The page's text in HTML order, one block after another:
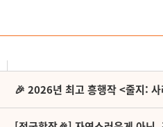
🎉 2026년 최고 흥행작 <줄지: